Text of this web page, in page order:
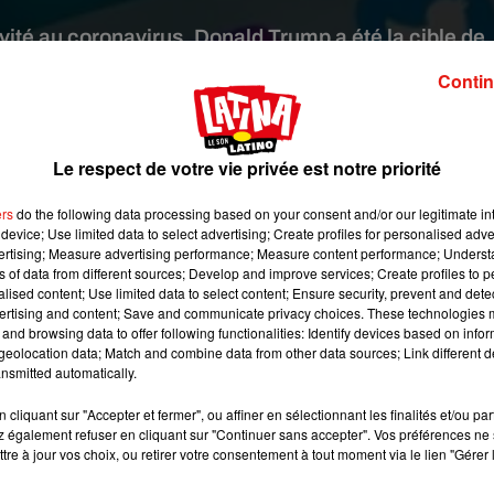
au coronavirus, Donald Trump a été la cible de
Twitter a calmé le jeu en rappelant qu'il était
la mort de quelqu'un.
le président américain annonçait sa positivité au Covid-
de l’épidémie et ne portant pas de masque a passé le
il n’en fallait pas plus aux internautes pour s’emballer.
rapidement réagi à la nouvelle aux quatre coins du monde.
Vous ne pouvez pas dire tout haut que vous espérez que
twittos ont été un peu plus directs, souhaitant plus ou
rares personnes ont essayé de temporiser.
même l’impression qu’il y a un avant où l’on applaudissait ls
l’on va applaudir le Covid pour les pers qu’il tue. On va me
» mais qd même
Le respect de votre vie privée est notre priorité
do the following data processing based on your consent and/or our legitimate
Use limited data to select advertising; Create profiles for personalised
Measure advertising performance; Measure content performance;
of data from different sources; Develop and improve services; Create profiles to
content; Use limited data to select content; Ensure security, prevent and
and content; Save and communicate privacy choices. These technologies
browsing data to offer following functionalities: Identify devices based on
data; Match and combine data from other data sources; Link different
automatically.
cliquant sur "Accepter et fermer", ou affiner en sélectionnant les finalités et/ou
également refuser en cliquant sur "Continuer sans accepter". Vos préférences
à jour vos choix, ou retirer votre consentement à tout moment via le lien